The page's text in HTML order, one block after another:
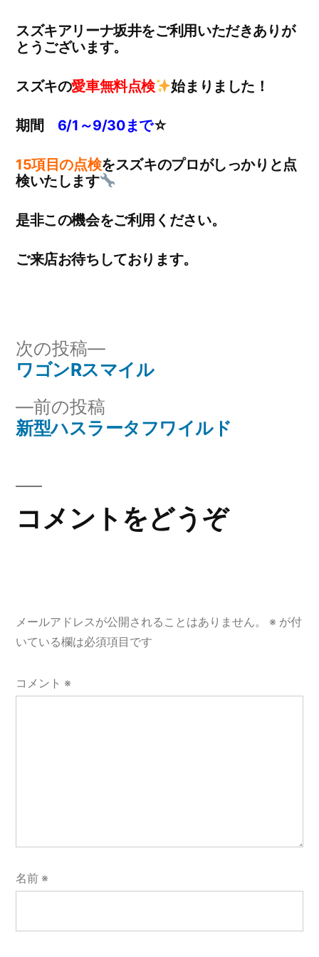
スズキアリーナ坂井をご利用いただきありが
とうございます。
スズキの愛車無料点検 始まりました！
期間 6/1～9/30まで☆
15項目の点検をスズキのプロがしっかりと点
検いたします
是非この機会をご利用ください。
ご来店お待ちしております。
前の投稿
新型ハスラータフワイルド
次の投稿
ワゴンRスマイル
コメントをどうぞ
メールアドレスが公開されることはありません。 ※ が付
いている欄は必須項目です
コメント ※
名前 ※